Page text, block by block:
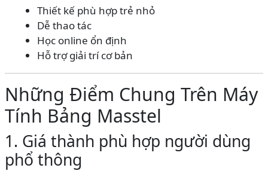
Thiết kế phù hợp trẻ nhỏ
Dễ thao tác
Học online ổn định
Hỗ trợ giải trí cơ bản
Những Điểm Chung Trên Máy
Tính Bảng Masstel
1. Giá thành phù hợp người dùng
phổ thông